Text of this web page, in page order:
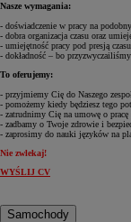
Nasze wymagania:
- doświadczenie w pracy na
- dobra organizacja czasu oraz
- umiejętność pracy pod presją
- dokładność – bo
To oferujemy:
- przyjmiemy Cię do Naszego
- pomożemy kiedy będziesz tego
- zatrudnimy Cię na umowę o
- zadbamy o Twoje zdrowie i
- zaprosimy do nauki języków na
Nie zwlekaj!
WYŚLIJ CV
Samochody